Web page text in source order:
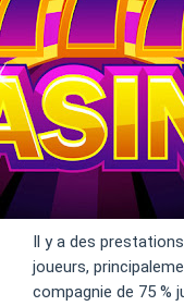
Il y a des
joueurs,
compagnie de 75 %